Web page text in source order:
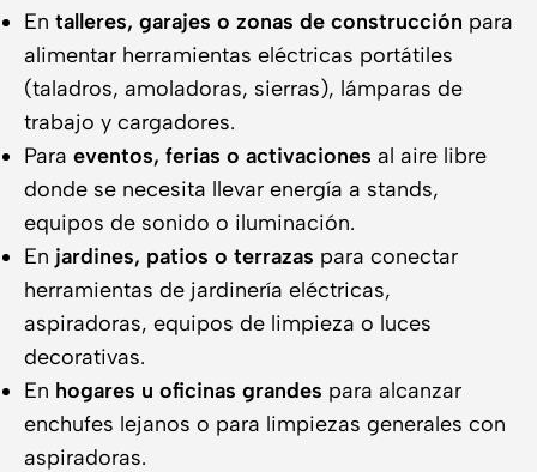
En talleres, garajes o zonas de construcción para
alimentar herramientas eléctricas portátiles
(taladros, amoladoras, sierras), lámparas de
trabajo y cargadores.
Para eventos, ferias o activaciones al aire libre
donde se necesita llevar energía a stands,
equipos de sonido o iluminación.
En jardines, patios o terrazas para conectar
herramientas de jardinería eléctricas,
aspiradoras, equipos de limpieza o luces
decorativas.
En hogares u oficinas grandes para alcanzar
enchufes lejanos o para limpiezas generales con
aspiradoras.